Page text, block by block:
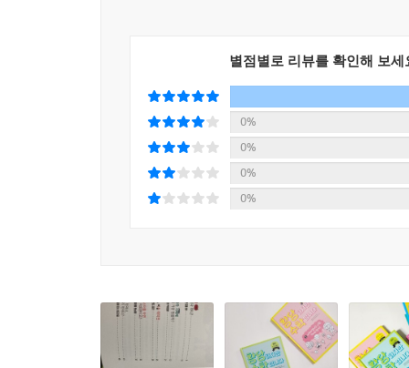
사이로 거꾸로 본 적 있니?』(이상 가제)을 순차적
별점별로 리뷰를 확인해 보세
0%
0%
0%
0%